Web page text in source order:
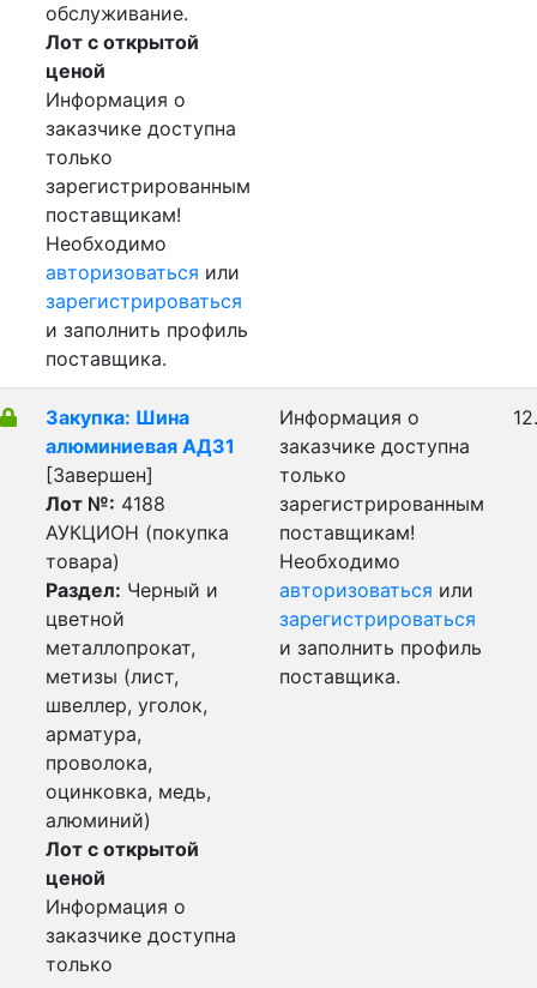
обслуживание.
Лот с открытой
ценой
Информация о
заказчике доступна
только
зарегистрированным
поставщикам!
Необходимо
авторизоваться или
зарегистрироваться
и заполнить профиль
поставщика.
Закупка: Шина
алюминиевая АД31
[Завершен]
Лот №: 4188
АУКЦИОН (покупка
товара)
Раздел: Черный и
цветной
металлопрокат,
метизы (лист,
швеллер, уголок,
арматура,
проволока,
оцинковка, медь,
алюминий)
Лот с открытой
ценой
Информация о
заказчике доступна
только
Информация о
заказчике доступна
только
зарегистрированным
поставщикам!
Необходимо
авторизоваться или
зарегистрироваться
и заполнить профиль
поставщика.